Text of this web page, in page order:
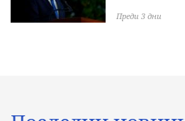
Преди 3 дни